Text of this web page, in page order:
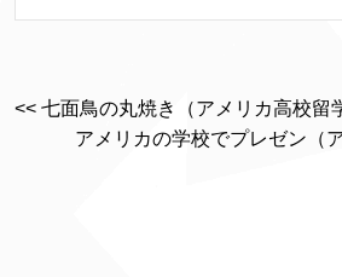
<< 七面鳥の丸焼き（アメリカ高校留
アメリカの学校でプレゼン（